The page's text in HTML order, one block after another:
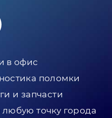
в офис
поломки
и запчасти
точку города